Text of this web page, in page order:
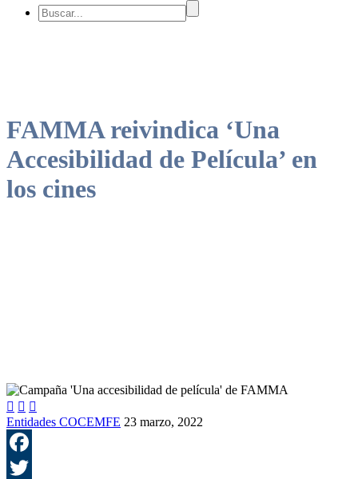
FAMMA reivindica ‘Una
Accesibilidad de Película’ en
los cines
  
Entidades COCEMFE 23 marzo, 2022